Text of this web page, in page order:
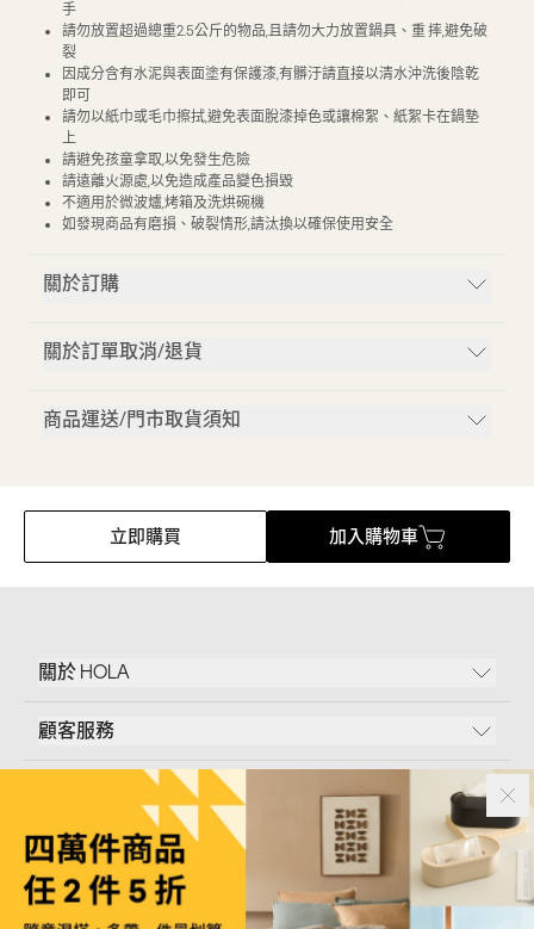
手
請勿放置超過總重2.5公斤的物品,且請勿大力放置鍋具、重 摔,避免破
裂
因成分含有水泥與表面塗有保護漆,有髒汙請直接以清水沖洗後陰乾
即可
請勿以紙巾或毛巾擦拭,避免表面脫漆掉色或讓棉絮、紙絮卡在鍋墊
上
請避免孩童拿取,以免發生危險
請遠離火源處,以免造成產品變色損毀
不適用於微波爐,烤箱及洗烘碗機
如發現商品有磨損、破裂情形,請汰換以確保使用安全
關於訂購
關於訂單取消/退貨
商品運送/門市取貨須知
立即購買 加入購物車
關於 HOLA
顧客服務
Follow Us